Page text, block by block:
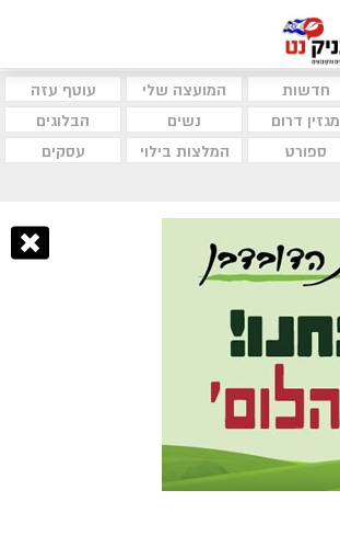
חדשות המועצה שלי
עוטף עזה
מגזין דרום נשים
הבלוגים
ספורט המלצות בילוי
עסקים